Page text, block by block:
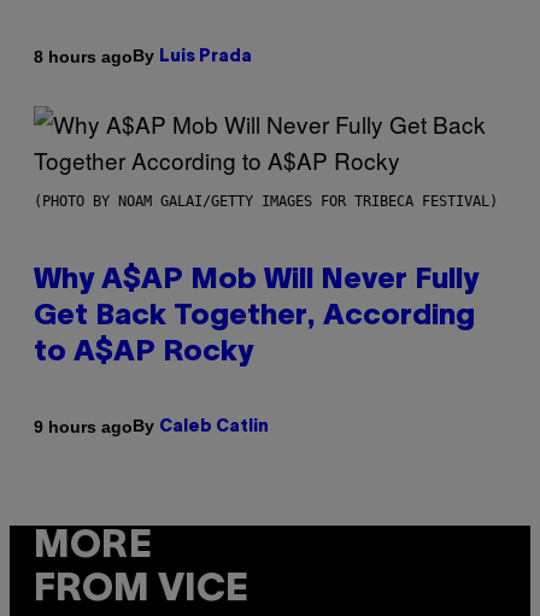
8 hours agoBy Luis Prada
(PHOTO BY NOAM GALAI/GETTY IMAGES FOR TRIBECA FESTIVAL)
Why A$AP Mob Will Never Fully
Get Back Together, According
to A$AP Rocky
9 hours agoBy Caleb Catlin
MORE
FROM VICE